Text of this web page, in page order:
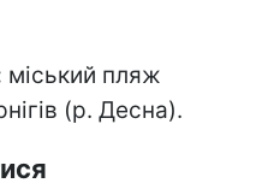
міський пляж
(р. Десна).